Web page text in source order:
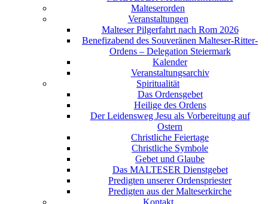
Malteserorden
Veranstaltungen
Malteser Pilgerfahrt nach Rom 2026
Benefizabend des Souveränen Malteser-Ritter-
Ordens – Delegation Steiermark
Kalender
Veranstaltungsarchiv
Spiritualität
Das Ordensgebet
Heilige des Ordens
Der Leidensweg Jesu als Vorbereitung auf
Ostern
Christliche Feiertage
Christliche Symbole
Gebet und Glaube
Das MALTESER Dienstgebet
Predigten unserer Ordenspriester
Predigten aus der Malteserkirche
Kontakt